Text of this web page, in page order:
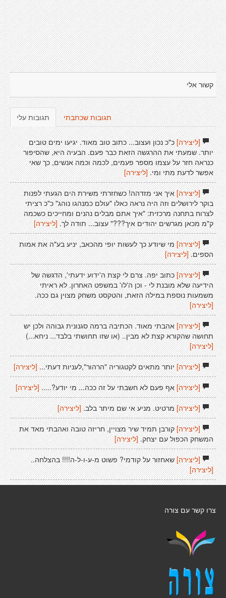
קשור אלי
תגובות עלי תגובות שכתבתי
[ליצירה]כ"כ נכון ועצוב... כתוב טוב מאוד. יגיעו ימים טובים
יותר. שמעתי את ההרגשה הזאת כבר פעם. הבעיה היא, שהסיפור
כנראה חזר על עצמו מספר פעמים, לכמה וכמה אנשים, כך שאי
אפשר לדעת מתי ומי. [ליצירה]
[ליצירה]איך אני מזדהה! כשחזרתי משירת הים הגעתי לפנות
בוקר לירושלים וזה היה נראה כאלו "עולם כמנהגו נוהג" כ"כ רציתי
לצרוח בתחנה מרכזית: "איך אתם מבלים נהנים ומחייכים כשכמה
ק"מ מכאן מגרשים יהודים איך???" עצוב... תודה לך. [ליצירה]
[ליצירה]מי שיודע כך לעשות יופי מהכאב, יניע בע"ה את אמות
הספים. [ליצירה]
[ליצירה]כתוב יפה. צרם לי קצת ה'ידוע ידעתי', הדגשה של
הידיעה שלא מובנת לי - וכן ה'לו' במשפט האחרון. לא ראיתי
משמעות נוספת במילה הזאת, והטקסט משחק מצוין גם ככה.
[ליצירה]
[ליצירה]אהבתי מאוד. הכתיבה ברמה סגנונית גבוהה ולכן יש
תחושה שהקורא קצת לא מבין.. (או שזו תחושתי בלבד... ניחא...)
[ליצירה]
[ליצירה]יותר מתאים לקטגוריה "הרהור",לעניות דעתי... [ליצירה]
[ליצירה]אף פעם לא חשבתי על זה ככה... מי יודע?..... [ליצירה]
[ליצירה]מרטיט. מניע אי שם מיתר בלב. [ליצירה]
[ליצירה]קורבן תמיד שיר מצויין, חריזה טובה ואהבתי מאד את
המשחק הכפול עם יצחק.[ליצירה]
[ליצירה]שאחזור על קודמי? פשוט מ-ע-ו-ל-ה!!!! בהצלחה..
[ליצירה]
צרו קשר עם צורה